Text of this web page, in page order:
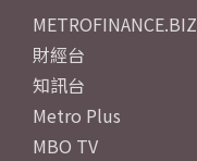
METROFINANCE.BIZ
財經台
知訊台
Metro Plus
MBO TV